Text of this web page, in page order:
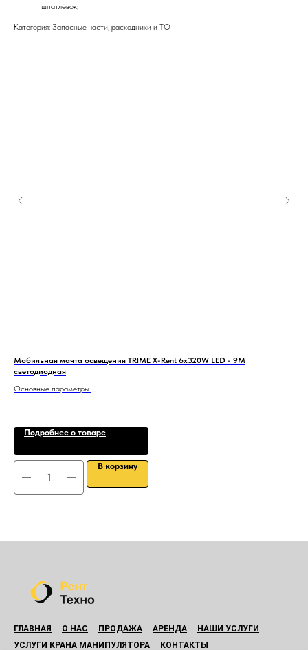
шпатлёвок;
Категория: Запасные части, расходники и ТО
Мобильная мачта освещения TRIME X-Rent 6x320W LED - 9M
светодиодная
Основные параметры
Площадь освещения - 5400 м2
Двигатель - дизельный Kubota D1105
Страна изготовления - Италия
Подробнее о товаре
В корзину
ГЛАВНАЯ О НАС ПРОДАЖА АРЕНДА
НАШИ УСЛУГИ
УСЛУГИ КРАНА МАНИПУЛЯТОРА
КОНТАКТЫ